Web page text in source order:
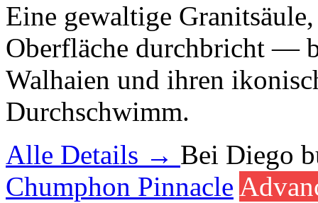
Eine gewaltige
Oberfläche durchbricht —
Walhaien und ihren
Durchschwimm.
Alle Details → Bei Diego
Chumphon Pinnacle